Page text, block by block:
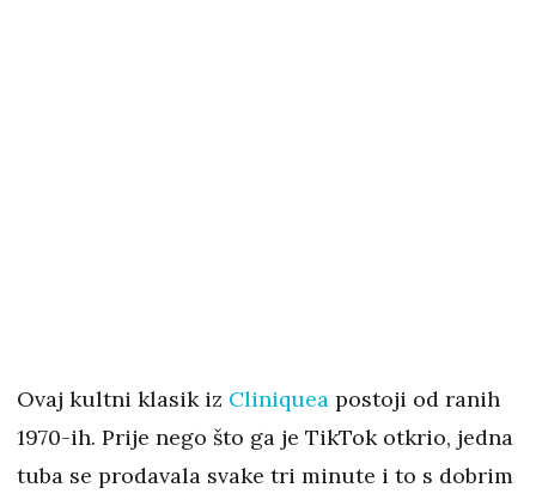
Ovaj kultni klasik iz Cliniquea postoji od ranih
1970-ih. Prije nego što ga je TikTok otkrio, jedna
tuba se prodavala svake tri minute i to s dobrim